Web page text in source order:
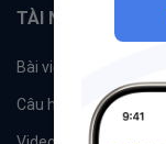
TÀI NGUYÊN
Bài viết
Câu hỏi